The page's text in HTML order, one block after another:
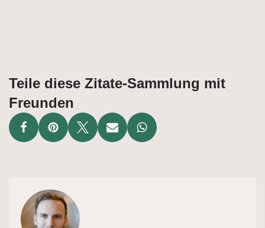
Teile diese Zitate-Sammlung mit
Freunden